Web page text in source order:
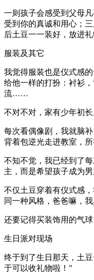
一则孩子会感受到父母
受到你的真诚和用心；
后土豆一一装好，放进
服装及其它
我觉得服装也是仪式感
给他一样的打扮：衬衫
流……
不对不对，家有少年初长
每次看偶像剧，我就脑
背着包逆光走进教室，
不知不觉，我已经到了
主，而是希望孩子成为男
不仅土豆穿着有仪式感
同一种风格，爸爸嘛，
还要记得买装饰用的气球
生日派对现场
终于到了生日那天，土
于可以收礼物啦！”